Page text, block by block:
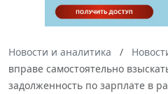
Новости и аналитика
вправе самостоятельно
задолженность по зарплате в